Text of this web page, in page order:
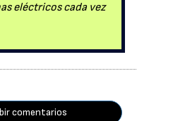
eléctricos cada vez
comentarios